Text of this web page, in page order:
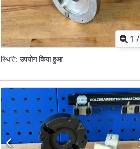
1 /
स्थिति:उपयोग किया हुआ,